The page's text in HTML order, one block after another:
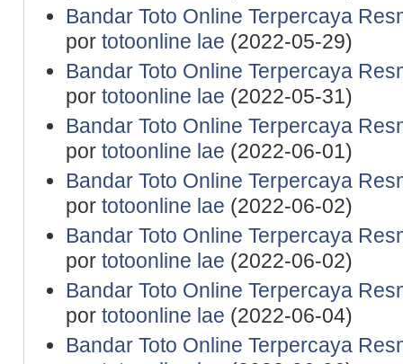
Bandar Toto Online Terpercaya
por totoonline lae (2022-05-29)
Bandar Toto Online Terpercaya
por totoonline lae (2022-05-31)
Bandar Toto Online Terpercaya
por totoonline lae (2022-06-01)
Bandar Toto Online Terpercaya
por totoonline lae (2022-06-02)
Bandar Toto Online Terpercaya
por totoonline lae (2022-06-02)
Bandar Toto Online Terpercaya
por totoonline lae (2022-06-04)
Bandar Toto Online Terpercaya